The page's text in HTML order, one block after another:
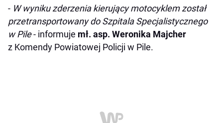
- W wyniku zderzenia kierujący motocyklem został
przetransportowany do Szpitala Specjalistycznego
w Pile- informuje mł. asp. Weronika Majcher
z Komendy Powiatowej Policji w Pile.